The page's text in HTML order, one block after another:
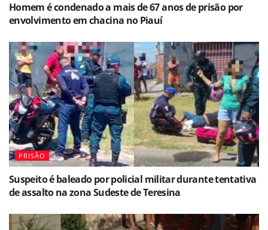
Homem é condenado a mais de 67 anos de prisão por
envolvimento em chacina no Piauí
PRISÃO
Suspeito é baleado por policial militar durante tentativa
de assalto na zona Sudeste de Teresina